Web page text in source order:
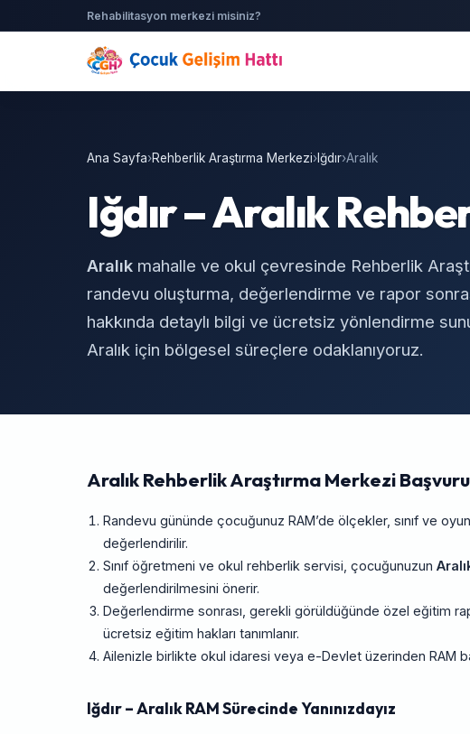
Rehabilitasyon merkezi misiniz?
Ana Sayfa›Rehberlik Araştırma Merkezi›Iğdır›Aralık
Iğdır – Aralık
Aralık mahalle ve okul çevresinde Rehberlik
randevu oluşturma, değerlendirme ve rapor
hakkında detaylı bilgi ve ücretsiz yönlendirme
Aralık için bölgesel süreçlere odaklanıyoruz.
Aralık Rehberlik Araştırma Merkezi Başvuru
Randevu gününde çocuğunuz RAM’de ölçekler, sınıf ve
değerlendirilir.
Sınıf öğretmeni ve okul rehberlik servisi, çocuğunuzun
değerlendirilmesini önerir.
Değerlendirme sonrası, gerekli görüldüğünde özel eğitim
ücretsiz eğitim hakları tanımlanır.
Ailenizle birlikte okul idaresi veya e-Devlet üzerinden RAM
Iğdır – Aralık RAM Sürecinde Yanınızdayız